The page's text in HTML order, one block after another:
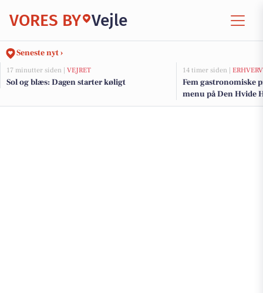
VORES BY Vejle
Seneste nyt ›
17 minutter siden | VEJRET
Sol og blæs: Dagen starter køligt
14 timer siden | ERHVERV
Fem gastronomiske
menu på Den Hvide